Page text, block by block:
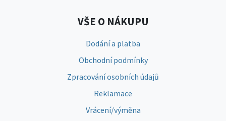
VŠE O NÁKUPU
Dodání a platba
Obchodní podmínky
Zpracování osobních údajů
Reklamace
Vrácení/výměna